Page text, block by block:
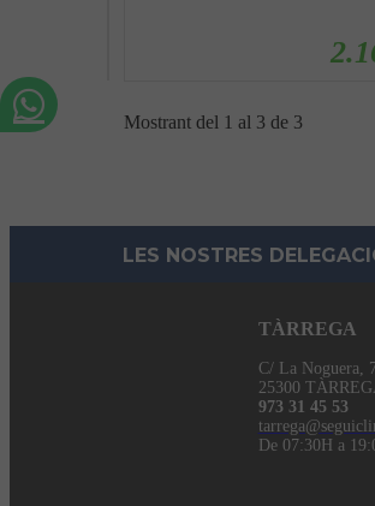
Mostrant del 1 al 3 de 3
LES NOSTRES
TÀRREGA
C/ La Noguera,
25300
973 31 45 53
De 07:30H a